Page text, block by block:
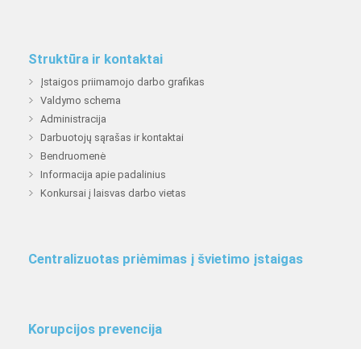
Struktūra ir kontaktai
Įstaigos priimamojo darbo grafikas
Valdymo schema
Administracija
Darbuotojų sąrašas ir kontaktai
Bendruomenė
Informacija apie padalinius
Konkursai į laisvas darbo vietas
Centralizuotas priėmimas į švietimo įstaigas
Korupcijos prevencija